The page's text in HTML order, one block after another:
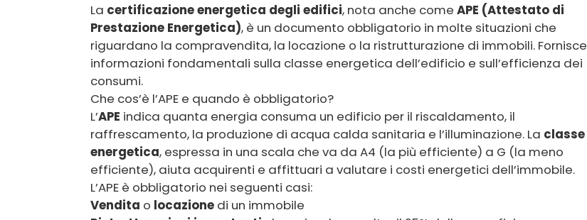
La certificazione energetica degli edifici, nota anche come APE (Attestato di
Prestazione Energetica), è un documento obbligatorio in molte situazioni che
riguardano la compravendita, la locazione o la ristrutturazione di immobili. Fornisce
informazioni fondamentali sulla classe energetica dell’edificio e sull’efficienza dei
consumi.
Che cos’è l’APE e quando è obbligatorio?
L’APE indica quanta energia consuma un edificio per il riscaldamento, il
raffrescamento, la produzione di acqua calda sanitaria e l’illuminazione. La classe
energetica, espressa in una scala che va da A4 (la più efficiente) a G (la meno
efficiente), aiuta acquirenti e affittuari a valutare i costi energetici dell’immobile.
L’APE è obbligatorio nei seguenti casi:
Vendita o locazione di un immobile